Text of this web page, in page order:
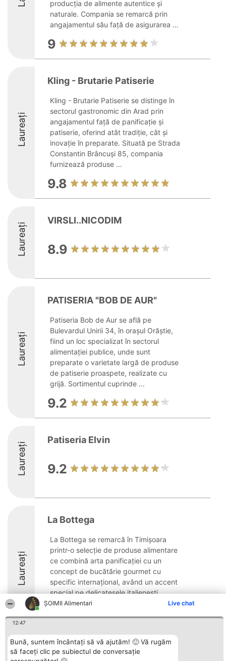
ŞOIMII Alimentari Live chat
12:47
Bună, suntem încântați să vă ajutăm! 🙂 Vă rugăm
să faceți clic pe subiectul de conversație
producția de alimente autentice și
naturale. Compania se remarcă prin
angajamentul său față de asigurarea ...
9
Laureați
Kling - Brutarie Patiserie
Kling - Brutarie Patiserie se distinge în
sectorul gastronomic din Arad prin
angajamentul față de panificație și
patiserie, oferind atât tradiție, cât și
inovație în preparate. Situată pe Strada
Constantin Brâncuși 85, compania
furnizează produse ...
9.8
Laureați
VIRSLI..NICODIM
8.9
Laureați
PATISERIA "BOB DE AUR"
Patiseria Bob de Aur se află pe
Bulevardul Unirii 34, în orașul Orăștie,
fiind un loc specializat în sectorul
alimentației publice, unde sunt
preparate o varietate largă de produse
de patiserie proaspete, realizate cu
grijă. Sortimentul cuprinde ...
9.2
Laureați
Patiseria Elvin
9.2
Laureați
La Bottega
La Bottega se remarcă în Timișoara
printr-o selecție de produse alimentare
ce combină arta panificației cu un
concept de bucătărie gourmet cu
specific internațional, având un accent
special pe delicatesele italienești.
Compania și-a propus ...
8.2
Organizator Ranking